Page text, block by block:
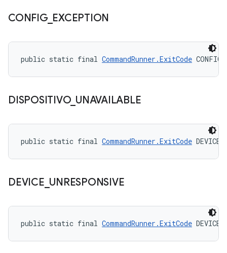
CONFIG_ EXCEPTION
public static final CommandRunner.ExitCode
DISPOSITIVO_ UNAVAILABLE
public static final CommandRunner.ExitCode
DEVICE UNRESPONSIVE
public static final CommandRunner.ExitCode